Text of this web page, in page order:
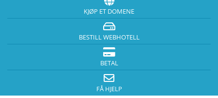
KJØP ET DOMENE
BESTILL WEBHOTELL
BETAL
FÅ HJELP